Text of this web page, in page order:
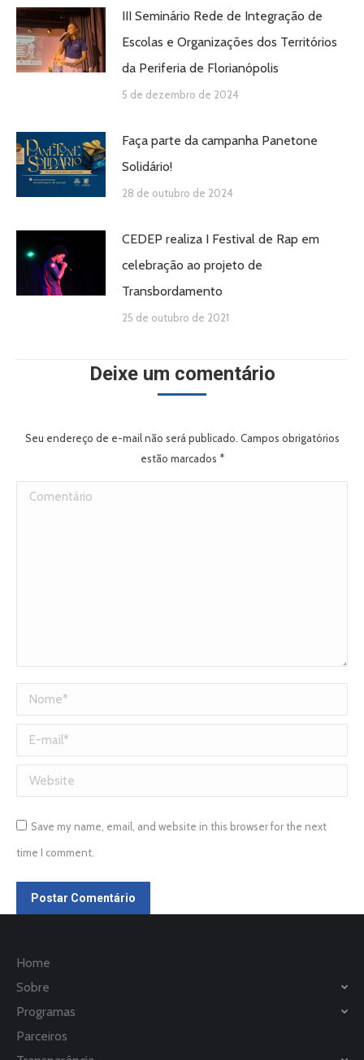
III Seminário Rede de Integração de
Escolas e Organizações dos Territórios
da Periferia de Florianópolis
5 de dezembro de 2024
Faça parte da campanha Panetone
Solidário!
28 de outubro de 2024
CEDEP realiza I Festival de Rap em
celebração ao projeto de
Transbordamento
25 de outubro de 2021
Deixe um comentário
Seu endereço de e-mail não será publicado. Campos obrigatórios
estão marcados *
Comentário
Nome *
E-mail *
Website
Save my name, email, and website in this browser for the next
time I comment.
Postar Comentário
Home
Sobre
Programas
Parceiros